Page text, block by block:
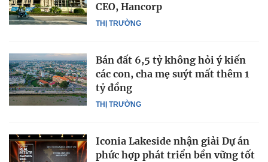
THỊ TRƯỜNG
CEO, Hancorp
THỊ TRƯỜNG
Bán đất 6,5 tỷ không hỏi ý kiến
các con, cha mẹ suýt mất thêm 1
tỷ đồng
Iconia Lakeside nhận giải Dự án
phức hợp phát triển bền vững tốt